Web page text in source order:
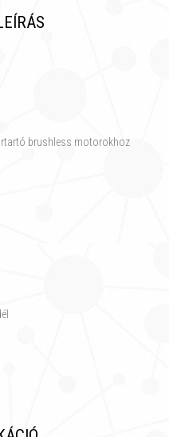
brushless motorokhoz